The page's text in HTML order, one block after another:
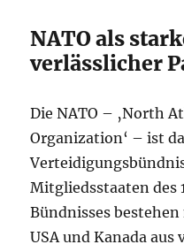
NATO als
verlässlicher
Die NATO – ‚North
Organization‘ – ist
Mitgliedsstaaten des
Bündnisses
USA und Kanada